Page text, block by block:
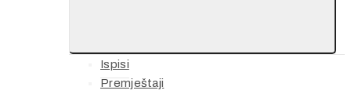
Ispisi
Premještaji